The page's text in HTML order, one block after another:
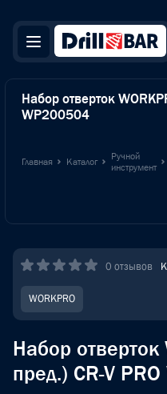
Набор отверток
WP200504
Главная Каталог
Ручной
инструмент
0 отзывов
WORKPRO
Набор отверток
пред.) CR-V